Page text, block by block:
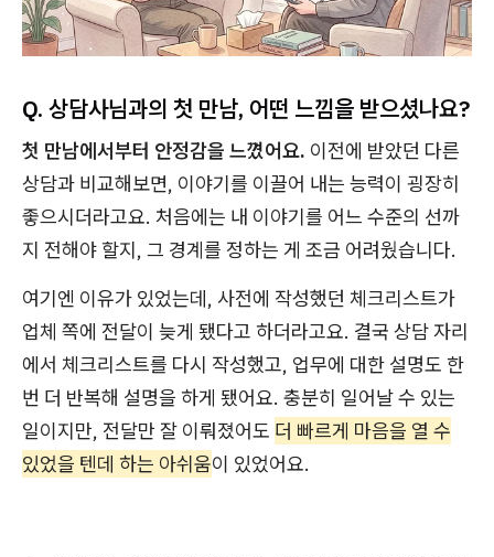
Q. 상담사님과의 첫 만남, 어떤 느낌을 받으셨나요?
첫 만남에서부터 안정감을 느꼈어요. 이전에 받았던 다른
상담과 비교해보면, 이야기를 이끌어 내는 능력이 굉장히
좋으시더라고요. 처음에는 내 이야기를 어느 수준의 선까
지 전해야 할지, 그 경계를 정하는 게 조금 어려웠습니다.
여기엔 이유가 있었는데, 사전에 작성했던 체크리스트가
업체 쪽에 전달이 늦게 됐다고 하더라고요. 결국 상담 자리
에서 체크리스트를 다시 작성했고, 업무에 대한 설명도 한
번 더 반복해 설명을 하게 됐어요. 충분히 일어날 수 있는
일이지만, 전달만 잘 이뤄졌어도 더 빠르게 마음을 열 수
있었을 텐데 하는 아쉬움이 있었어요.